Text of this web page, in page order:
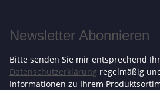
Newsletter Abonnieren
Bitte senden Sie mir entsprechend
Datenschutzerklärung regelmäßig
Informationen zu Ihrem